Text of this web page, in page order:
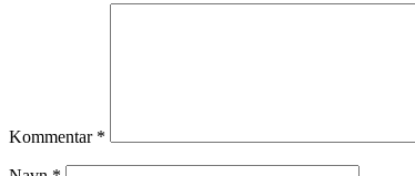
Kommentar *